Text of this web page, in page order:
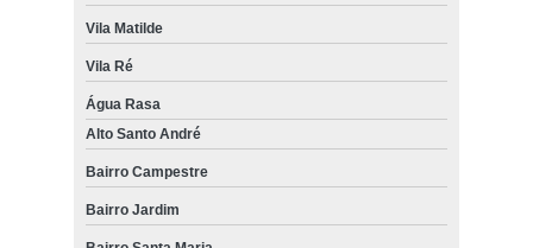
Vila Matilde
Vila Ré
Água Rasa
Alto Santo André
Bairro Campestre
Bairro Jardim